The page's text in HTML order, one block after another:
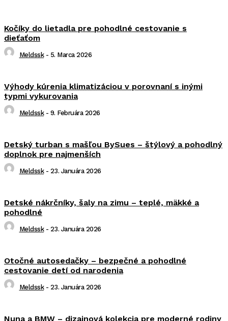
Kočíky do lietadla pre pohodlné cestovanie s
dieťaťom
Meldssk - 5. Marca 2026
Výhody kúrenia klimatizáciou v porovnaní s inými
typmi vykurovania
Meldssk - 9. Februára 2026
Detský turban s mašľou BySues – štýlový a pohodlný
doplnok pre najmenších
Meldssk - 23. Januára 2026
Detské nákrčníky, šaly na zimu – teplé, mäkké a
pohodlné
Meldssk - 23. Januára 2026
Otočné autosedačky – bezpečné a pohodlné
cestovanie detí od narodenia
Meldssk - 23. Januára 2026
Nuna a BMW – dizajnová kolekcia pre moderné rodiny